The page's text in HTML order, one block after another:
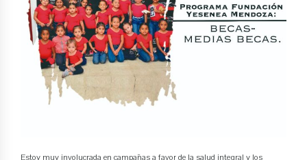
Estoy muy involucrada en campañas a favor de la salud integral y los